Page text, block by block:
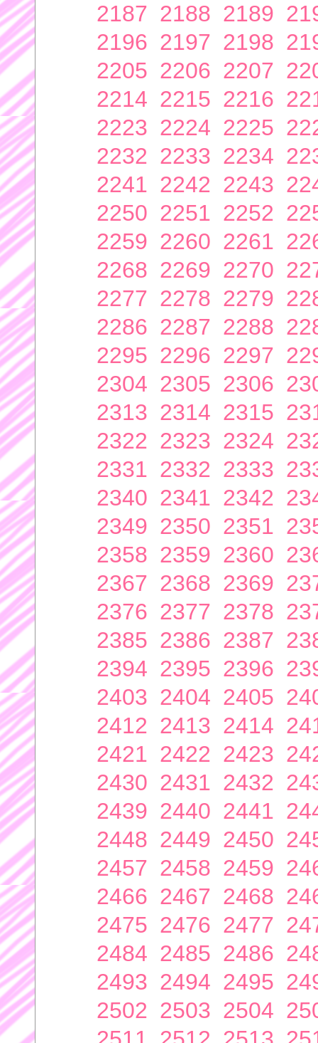
2187 2188 2189
2196 2197 2198
2205 2206 2207
2214 2215 2216
2223 2224 2225
2232 2233 2234
2241 2242 2243
2250 2251 2252
2259 2260 2261
2268 2269 2270
2277 2278 2279
2286 2287 2288
2295 2296 2297
2304 2305 2306
2313 2314 2315
2322 2323 2324
2331 2332 2333
2340 2341 2342
2349 2350 2351
2358 2359 2360
2367 2368 2369
2376 2377 2378
2385 2386 2387
2394 2395 2396
2403 2404 2405
2412 2413 2414
2421 2422 2423
2430 2431 2432
2439 2440 2441
2448 2449 2450
2457 2458 2459
2466 2467 2468
2475 2476 2477
2484 2485 2486
2493 2494 2495
2502 2503 2504